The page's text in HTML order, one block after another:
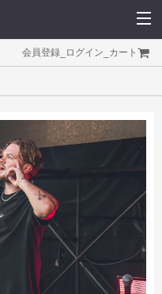
会員登録 ログイン カート